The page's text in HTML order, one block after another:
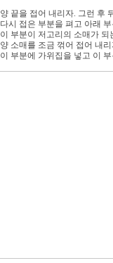
양 끝을 접어 내리자. 그런 후
다시 접은 부분을 펴고 아래
이 부분이 저고리의 소매가 되
양 소매를 조금 꺾어 접어 내
이 부분에 가위집을 넣고 이